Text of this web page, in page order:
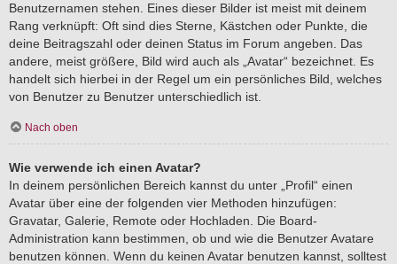
Benutzernamen stehen. Eines dieser Bilder ist meist mit deinem
Rang verknüpft: Oft sind dies Sterne, Kästchen oder Punkte, die
deine Beitragszahl oder deinen Status im Forum angeben. Das
andere, meist größere, Bild wird auch als „Avatar“ bezeichnet. Es
handelt sich hierbei in der Regel um ein persönliches Bild, welches
von Benutzer zu Benutzer unterschiedlich ist.
Nach oben
Wie verwende ich einen Avatar?
In deinem persönlichen Bereich kannst du unter „Profil“ einen
Avatar über eine der folgenden vier Methoden hinzufügen:
Gravatar, Galerie, Remote oder Hochladen. Die Board-
Administration kann bestimmen, ob und wie die Benutzer Avatare
benutzen können. Wenn du keinen Avatar benutzen kannst, solltest